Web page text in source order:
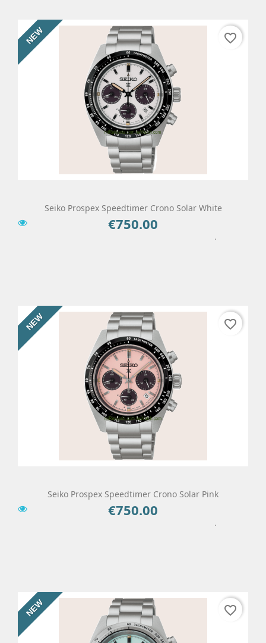
Seiko Prospex Speedtimer Crono Solar White
Price
€750.00
NEW favorite_border
Seiko Prospex Speedtimer Crono Solar Pink
Price
€750.00
NEW favorite_border
NEW favorite_border